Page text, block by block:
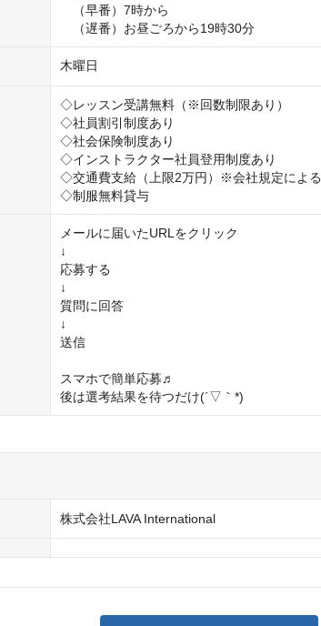
（早番）7時から
（遅番）お昼ごろから19時30分
木曜日
◇レッスン受講無料（※回数制限あり）
◇社員割引制度あり
◇社会保険制度あり
◇インストラクター社員登用制度あり
◇交通費支給（上限2万円）※会社規定による
◇制服無料貸与
メールに届いたURLをクリック
↓
応募する
↓
質問に回答
↓
送信
スマホで簡単応募♬
後は選考結果を待つだけ(´▽｀*)
株式会社LAVA International